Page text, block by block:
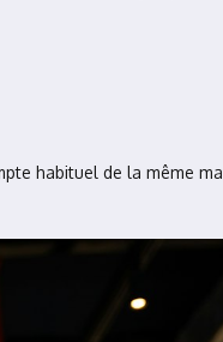
habituel de la même